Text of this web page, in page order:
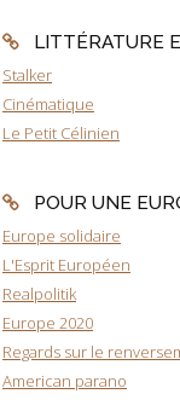
LITTÉRATURE
Stalker
Cinématique
Le Petit Célinien
POUR UNE
Europe solidaire
L'Esprit Européen
Realpolitik
Europe 2020
Regards sur le
American parano